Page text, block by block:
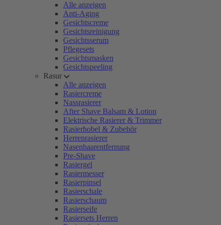
Alle anzeigen
Anti-Aging
Gesichtscreme
Gesichtsreinigung
Gesichtsserum
Pflegesets
Gesichtsmasken
Gesichtspeeling
Rasur
Alle anzeigen
Rasiercreme
Nassrasierer
After Shave Balsam & Lotion
Elektrische Rasierer & Trimmer
Rasierhobel & Zubehör
Herrenrasierer
Nasenhaarentfernung
Pre-Shave
Rasiergel
Rasiermesser
Rasierpinsel
Rasierschale
Rasierschaum
Rasierseife
Rasiersets Herren